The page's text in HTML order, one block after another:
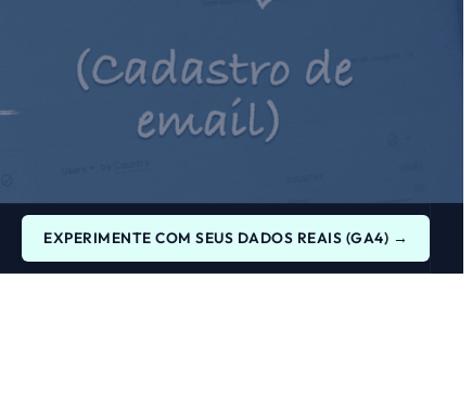
EXPERIMENTE COM SEUS DADOS REAIS (GA4) →